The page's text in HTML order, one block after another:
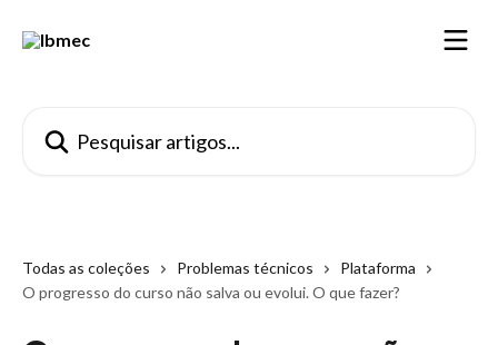
Todas as coleções Problemas técnicos
Plataforma
O progresso do curso não salva ou evolui. O que fazer?